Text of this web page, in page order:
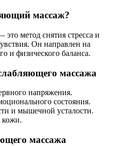
массаж?
метод снятия стресса и
Он направлен на
и физического баланса.
массажа
напряжения.
состояния.
и мышечной усталости.
кожи.
массажа